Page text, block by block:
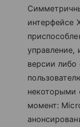
интерфейсе
управление,
версии либо
некоторыми
момент: